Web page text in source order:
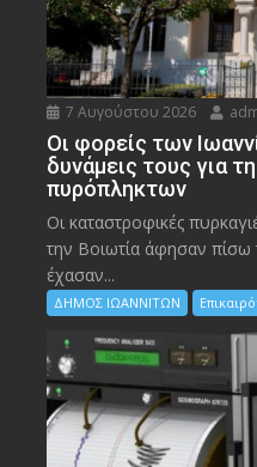
7 Αυγούστου 2026
Οι φορείς των
δυνάμεις τους για
πυρόπληκτων
Οι καταστροφικές
την Bοιωτία άφησαν
έχασαν...
ΔΗΜΟΣ ΙΩΑΝΝΙΤΩΝ